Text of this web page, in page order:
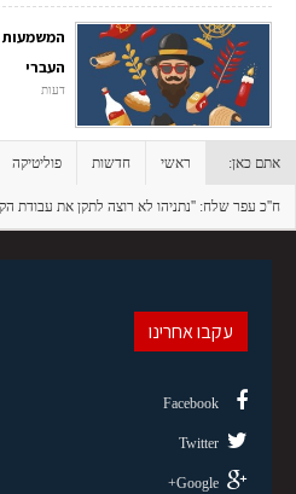
העברי
דעות
אתם כאן: ראשי חדשות פוליטיקה
ח''כ עפר שלח: ''נתניהו לא רוצה לתקן את עבודת
עקבו אחרינו
Facebook
Twitter
Google+